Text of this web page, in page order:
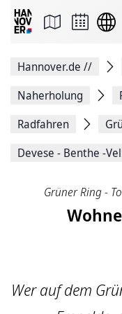
Seite
Facebook
teilen
Seitenlink
Seite
Hannover.de //
Naherholung
Radfahren
Devese - Benthe -
Grüner Ring -
Wer auf dem